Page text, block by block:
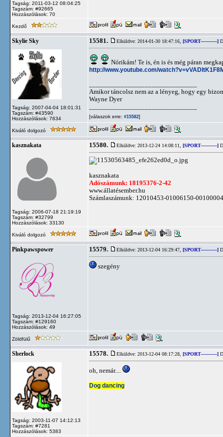
Tagság: 2011-03-12 08:04:25
Tagszám: #92665
Hozzászólások: 70
Kezdő
Skylie Sky
Tagság: 2007-04-04 18:01:31
Tagszám: #43590
Hozzászólások: 7634
15581. Elküldve: 2014-01-30 18:47:16, [SPORT-----------]
Nórikám! Te is, én is és még páran
http://www.youtube.com/
Amikor táncolsz nem az a lényeg, hogy egy
Wayne Dyer
[válaszok erre: #15582]
Kiváló dolgozó
kasznakata
Tagság: 2006-07-18 21:19:19
Tagszám: #32799
Hozzászólások: 33130
15580. Elküldve: 2013-12-24 14:08:11, [SPORT-----------]
kasznakata
Adószámunk: 18195376-2-42
www.állatésember.hu
Számlaszámunk: 12010453-01006150-00100004
Kiváló dolgozó
Pinkpawspower
Tagság: 2013-12-04 16:27:05
Tagszám: #129160
Hozzászólások: 49
15579. Elküldve: 2013-12-04 16:29:47, [SPORT-----------]
szegény
Zöldfülű
Sherlock
Tagság: 2003-11-07 14:12:13
Tagszám: #7281
Hozzászólások: 5383
15578. Elküldve: 2013-12-04 08:17:28, [SPORT-----------]
oh, nemár....
Dog dancing